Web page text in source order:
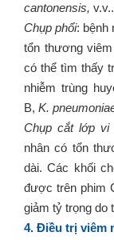
cantonensis, v.v..
Chụp phổi: bệnh
tổn thương
có thể tìm thấy
nhiễm trùng
B, K.
Chụp cắt lớp vi
nhân có tổn
dài. Các khối
được trên phim
giảm tỷ trọng do
4. Điều trị viêm